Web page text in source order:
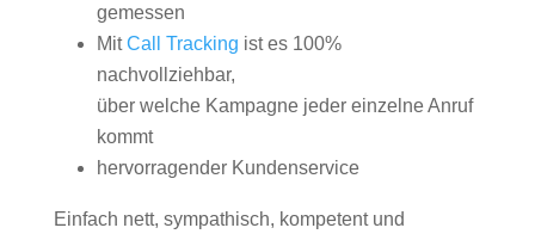
gemessen
MitCall Tracking ist es 100%
nachvollziehbar,
über welche Kampagne jeder einzelne Anruf
kommt
hervorragender Kundenservice
Einfach nett, sympathisch, kompetent und